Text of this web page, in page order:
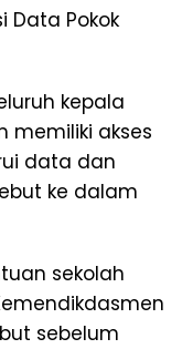
Data Pokok
kepala
memiliki akses
data dan
ke dalam
sekolah
sebelum